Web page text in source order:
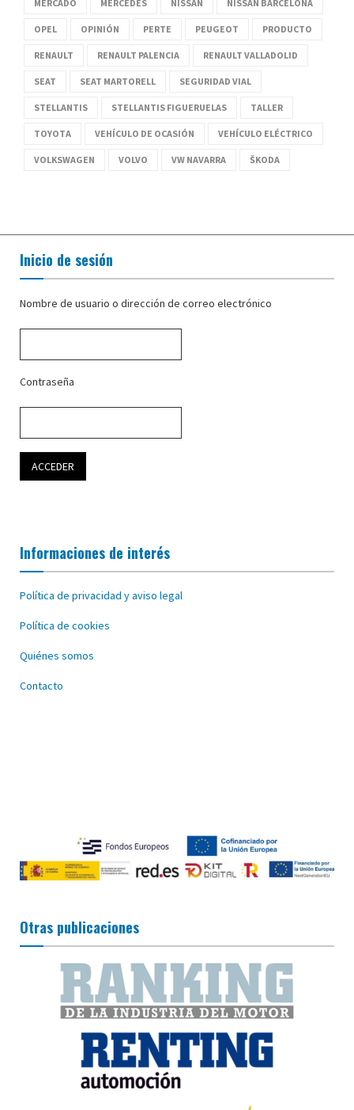
MERCADO MERCEDES NISSAN NISSAN BARCELONA
OPEL OPINIÓN PERTE PEUGEOT PRODUCTO
RENAULT RENAULT PALENCIA RENAULT VALLADOLID
SEAT SEAT MARTORELL SEGURIDAD VIAL
STELLANTIS STELLANTIS FIGUERUELAS TALLER
TOYOTA VEHÍCULO DE OCASIÓN VEHÍCULO ELÉCTRICO
VOLKSWAGEN VOLVO VW NAVARRA ŠKODA
Inicio de sesión
Nombre de usuario o dirección de correo electrónico
Contraseña
Informaciones de interés
Política de privacidad y aviso legal
Política de cookies
Quiénes somos
Contacto
Otras publicaciones